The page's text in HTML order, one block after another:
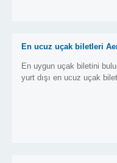
En ucuz uçak biletleri
En uygun uçak biletini
yurt dışı en ucuz uçak